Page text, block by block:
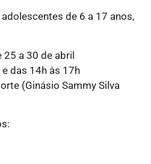
de 6 a 17 anos,
25 a 30 de abril
das 14h às 17h
(Ginásio Sammy Silva